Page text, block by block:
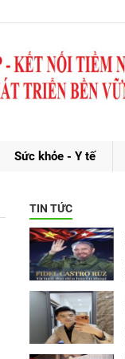
Sức khỏe - Y tế
TIN TỨC